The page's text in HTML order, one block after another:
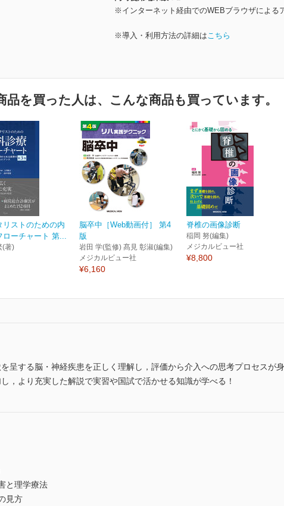
※インターネット経由でのWEBブラウザによる
※導入・利用方法の詳細はこちら
品を買った人は、こんな商品も買っています。
リストのための内
ローチャート 第...
(著)
脳卒中［Web動画付］ 第4
版
岩田 学(監修) 髙見 彰淑(編集)
メジカルビュー社
¥6,160
脊椎の画像診断
稲岡 努(編集)
メジカルビュー社
¥8,800
呈する脳・神経疾患を正しく理解し，評価から介入への思考プロセスが
，より充実した解説で実習や国試で活かせる知識が学べる！
と理学療法
見方